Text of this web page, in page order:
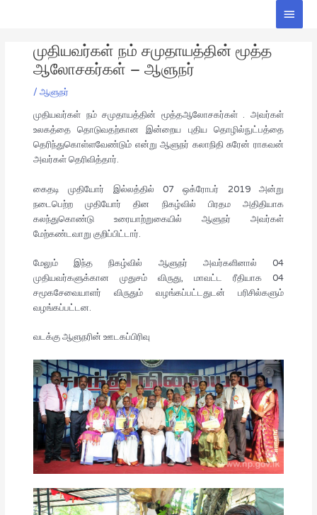
Main
முதியவர்கள் நம் சமுதாயத்தின் மூத்த
ஆலோசகர்கள் – ஆளுநர்
/ ஆளுநர்
முதியவர்கள் நம் சமுதாயத்தின் மூத்தஆலோசகர்கள் . அவர்கள்
உலகத்தை தொடுவதற்கான இன்றைய புதிய தொழில்நுட்பத்தை
தெரிந்துகொள்ளவேண்டும் என்று ஆளுநர் கலாநிதி சுரேன் ராகவன்
அவர்கள் தெரிவித்தார்.
கைதடி முதியோர் இல்லத்தில் 07 ஒக்ரோபர் 2019 அன்று
நடைபெற்ற முதியோர் தின நிகழ்வில் பிரதம அதிதியாக
கலந்துகொண்டு உரையாற்றுகையில் ஆளுநர் அவர்கள்
மேற்கண்டவாறு குறிப்பிட்டார்.
மேலும் இந்த நிகழ்வில் ஆளுநர் அவர்களினால் 04
முதியவர்களுக்கான முதுசம் விருது, மாவட்ட ரீதியாக 04
சமூகசேவையாளர் விருதும் வழங்கப்பட்டதுடன் பரிசில்களும்
வழங்கப்பட்டன.
வடக்கு ஆளுநரின் ஊடகப்பிரிவு
navigation